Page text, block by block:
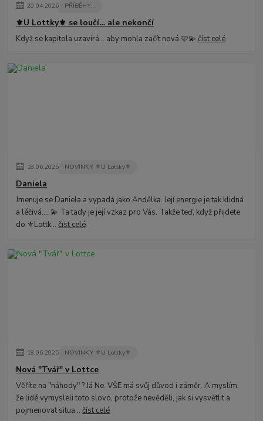
20.04.2026 PŘÍBĚHY...
⚜️U Lottky⚜️ se loučí… ale nekončí
Když se kapitola uzavírá… aby mohla začít nová 🩷💫číst celé
18.06.2025 NOVINKY ⚜️U Lottky⚜️
Daniela
Jmenuje se Daniela a vypadá jako Andělka. Její energie je tak klidná
a léčivá.... 💫 Ta tady je její vzkaz pro Vás. Takže teď, když přijdete
do ⚜️Lottk...číst celé
18.06.2025 NOVINKY ⚜️U Lottky⚜️
Nová "Tvář" v Lottce
Věříte na "náhody" ? Já Ne. VŠE má svůj důvod i záměr. A myslím,
že lidé vymysleli toto slovo, protože nevěděli, jak si vysvětlit a
pojmenovat situa...číst celé